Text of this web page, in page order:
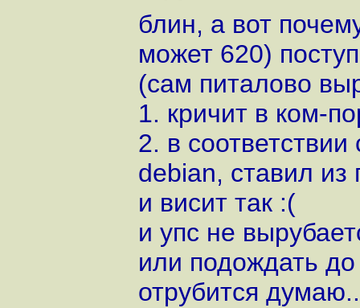
блин, а вот
может 620)
(сам питалово
1. кричит в ком-
2. в
debian, ставил из
и висит так :(
и упс не
или подождать
отрубится